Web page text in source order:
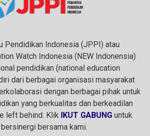
Pendidikan Indonesia (JPPI) atau
Watch Indonesia (NEW Indonensia)
pendidikan (national education
dari berbagai organisasi masyarakat
dengan berbagai pihak untuk
yang berkualitas dan berkeadilan
left behind. Klik IKUT GABUNG untuk
bersama kami.